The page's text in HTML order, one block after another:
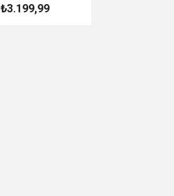
₺3.199,99